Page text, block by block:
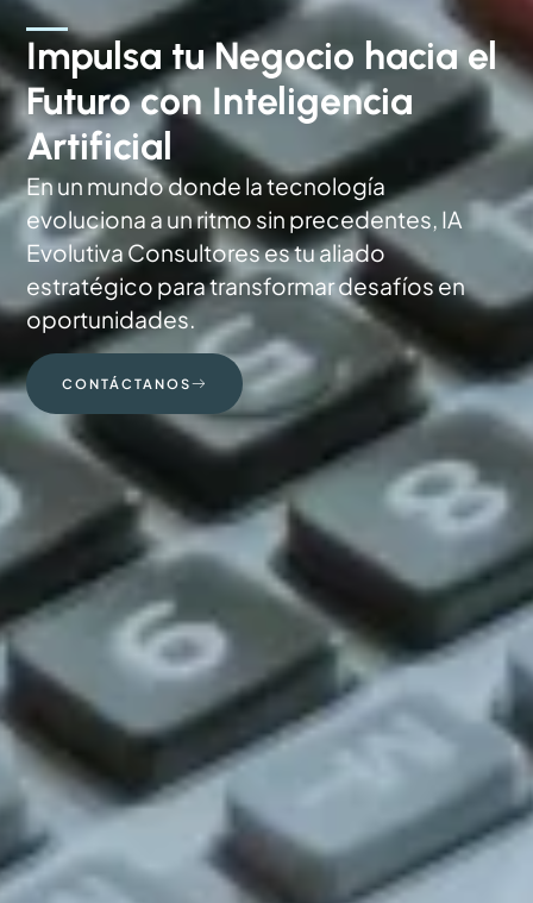
Impulsa tu Negocio hacia el
Futuro con Inteligencia
Artificial
En un mundo donde la tecnología
evoluciona a un ritmo sin precedentes, IA
Evolutiva Consultores es tu aliado
estratégico para transformar desafíos en
oportunidades.
CONTÁCTANOS